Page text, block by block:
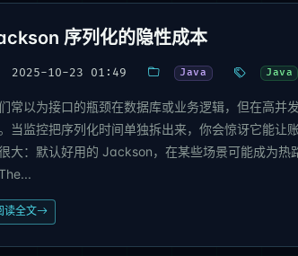
序列化的隐性成本
2025-10-23 01:49 Java Java
常以为接口的瓶颈在数据库或业务逻辑，但在高并
当监控把序列化时间单独拆出来，你会惊讶它能
大：默认好用的 Jackson，在某些场景可能成为热
The...
读全文